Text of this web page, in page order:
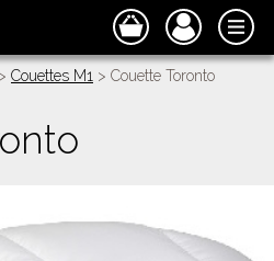
> Couettes M1 > Couette Toronto